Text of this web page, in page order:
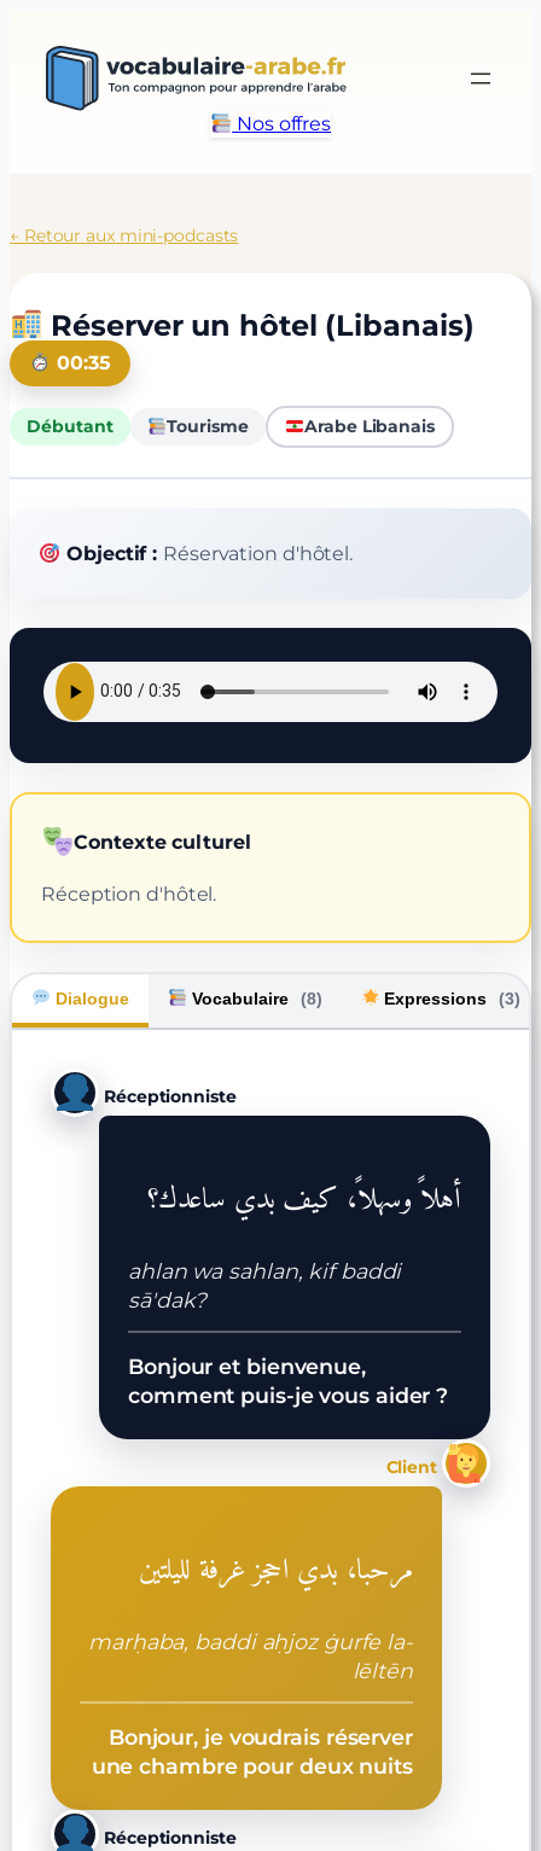
Nos offres
← Retour aux mini-podcasts
Réserver un hôtel (Libanais)
00:35
Débutant Tourisme Arabe Libanais
Objectif : Réservation d'hôtel.
Contexte culturel
Réception d'hôtel.
Dialogue Vocabulaire (8) Expressions (3)
Réceptionniste
أهلاً وسهلاً، كيف بدي ساعدك؟
ahlan wa sahlan, kif baddi
sā'dak?
Bonjour et bienvenue,
comment puis-je vous aider ?
Client
مرحبا، بدي احجز غرفة لليلتين
marḥaba, baddi aḥjoz ġurfe la-
lēltēn
Bonjour, je voudrais réserver
une chambre pour deux nuits
Réceptionniste